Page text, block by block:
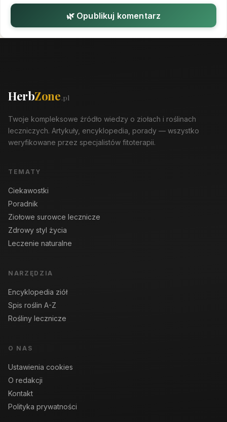
🌿 Opublikuj komentarz
HerbZone.pl
Twoje kompleksowe źródło wiedzy o ziołach i roślinach
leczniczych. Artykuły, encyklopedia, porady — wszystko
weryfikowane przez specjalistów fitoterapii.
TEMATY
Ciekawostki
Poradnik
Ziołowe surowce lecznicze
Zdrowy styl życia
Leczenie naturalne
NARZĘDZIA
Encyklopedia ziół
Spis roślin A-Z
Rośliny lecznicze
O NAS
Ustawienia cookies
O redakcji
Kontakt
Polityka prywatności